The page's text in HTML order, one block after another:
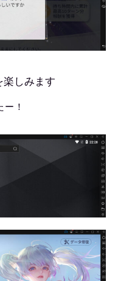
しみます
！